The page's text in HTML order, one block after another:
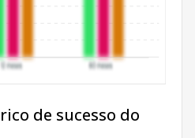
de sucesso do